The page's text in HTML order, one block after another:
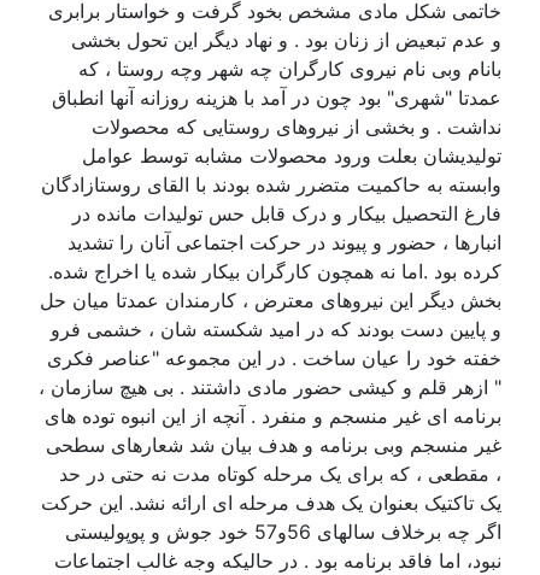
خاتمی شکل مادی مشخص بخود گرفت و خواستار برابری
و عدم تبعیض از زنان بود . و نهاد دیگر این تحول بخشی
بانام وبی نام نیروی کارگران چه شهر وچه روستا ، که
عمدتا "شهری" بود چون در آمد با هزینه روزانه آنها انطباق
نداشت . و بخشی از نیروهای روستایی که محصولات
تولیدیشان بعلت ورود محصولات مشابه توسط عوامل
وابسته به حاکمیت متضرر شده بودند با القای روستازادگان
فارغ التحصیل بیکار و درک قابل حس تولیدات مانده در
انبارها ، حضور و پیوند در حرکت اجتماعی آنان را تشدید
کرده بود .اما نه همچون کارگران بیکار شده یا اخراج شده.
بخش دیگر این نیروهای معترض ، کارمندان عمدتا میان حل
و پایین دست بودند که در امید شکسته شان ، خشمی فرو
خفته خود را عیان ساخت . در این مجموعه "عناصر فکری
" ازهر قلم و کیشی حضور مادی داشتند . بی هیچ سازمان ،
برنامه ای غیر منسجم و منفرد . آنچه از این انبوه توده های
غیر منسجم وبی برنامه و هدف بیان شد شعارهای سطحی
، مقطعی ، که برای یک مرحله کوتاه مدت نه حتی در حد
یک تاکتیک بعنوان یک هدف مرحله ای ارائه نشد. این حرکت
اگر چه برخلاف سالهای 56و57 خود جوش و پوپولیستی
نبود، اما فاقد برنامه بود . در حالیکه وجه غالب اجتماعات